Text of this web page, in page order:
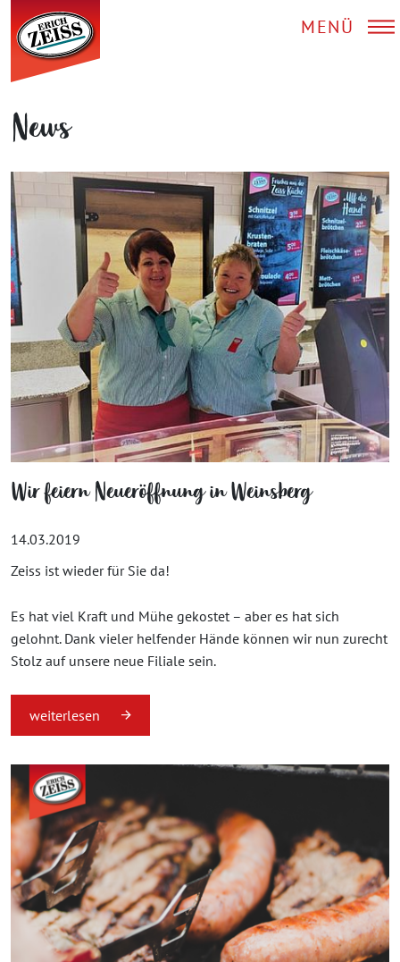
MENÜ
News
Wir feiern Neueröffnung in Weinsberg
14.03.2019
Zeiss ist wieder für Sie da!
Es hat viel Kraft und Mühe gekostet – aber es hat sich
gelohnt. Dank vieler helfender Hände können wir nun zurecht
Stolz auf unsere neue Filiale sein.
weiterlesen